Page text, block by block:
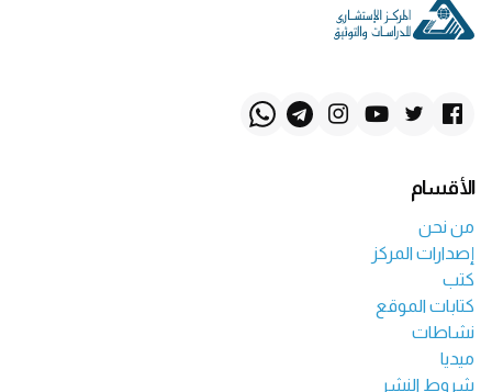
الأقسام
من نحن
إصدارات المركز
كتب
كتابات الموقع
نشاطات
ميديا
شروط النشر